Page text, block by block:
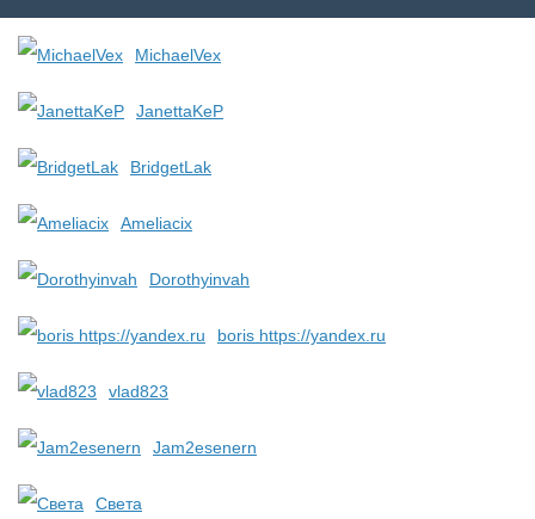
MichaelVex
JanettaKeP
BridgetLak
Ameliacix
Dorothyinvah
boris https://yandex.ru
vlad823
Jam2esenern
Света